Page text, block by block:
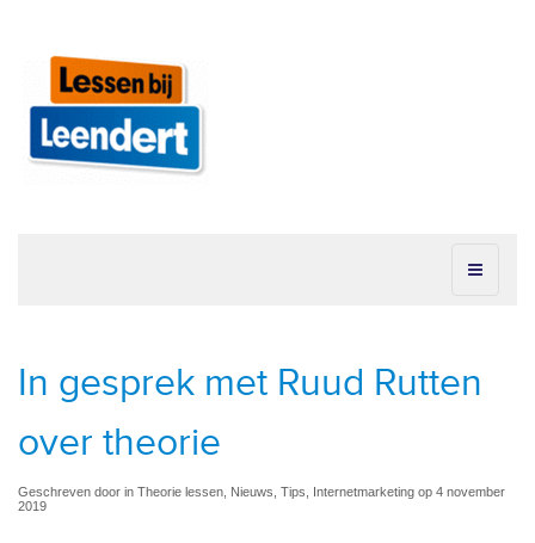
In gesprek met Ruud Rutten
over theorie
Geschreven door in Theorie lessen, Nieuws, Tips, Internetmarketing op 4 november
2019